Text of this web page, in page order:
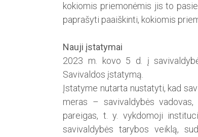
kokiomis priemonėmis jis to
paprašyti paaiškinti, kokiomis
Nauji įstatymai
2023 m. kovo 5 d. į
Savivaldos įstatymą.
Įstatyme nutarta nustatyti, kad
meras – savivaldybės
pareigas, t. y. vykdomoji
savivaldybės tarybos veiklą,